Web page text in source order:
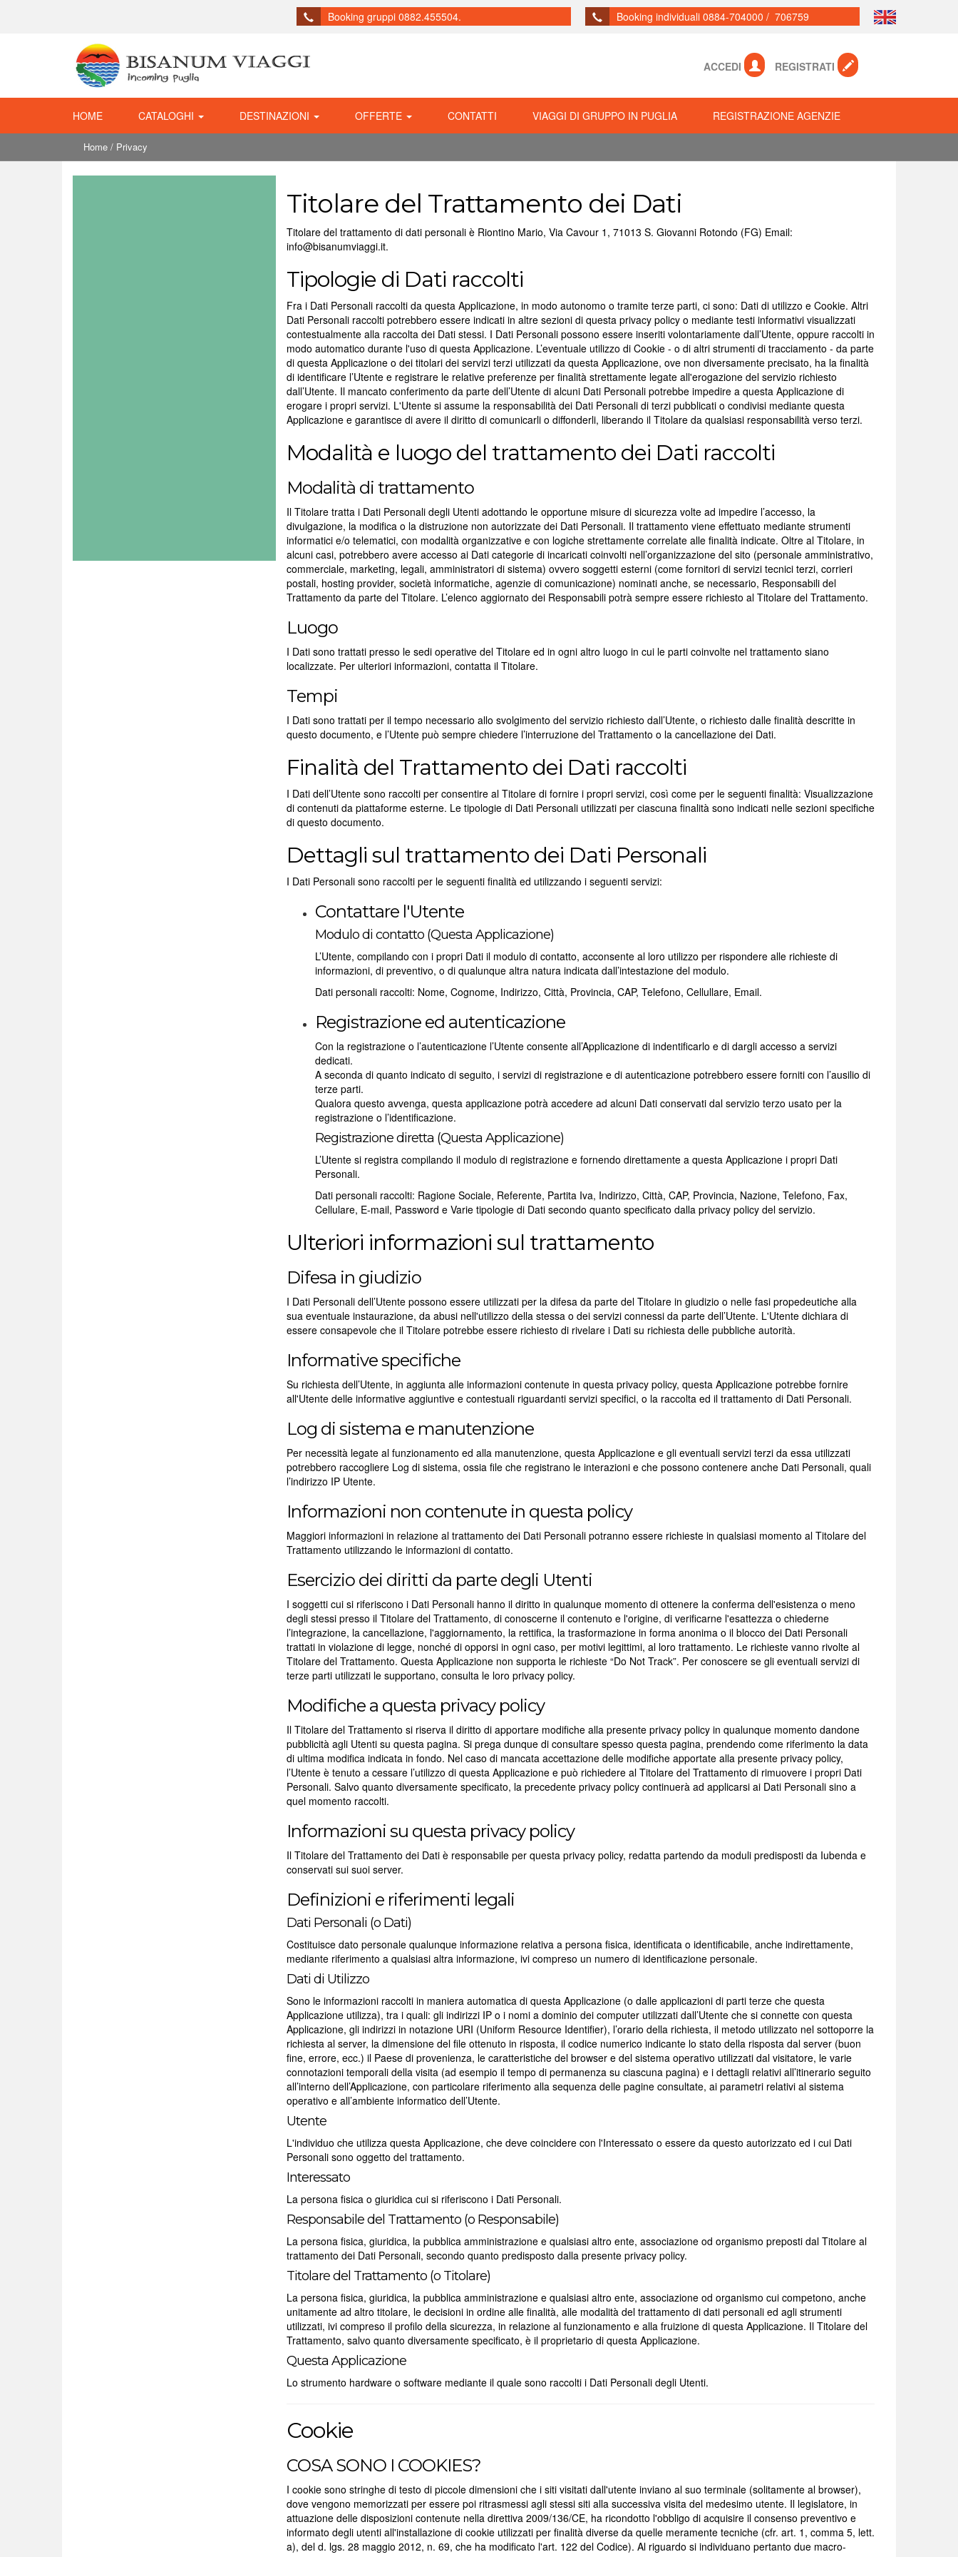
Booking individuali 0884-704000 / 706759
Booking gruppi 0882.455504.
ACCEDI REGISTRATI
HOME CATALOGHI DESTINAZIONI OFFERTE CONTATTI VIAGGI DI GRUPPO IN PUGLIA REGISTRAZIONE AGENZIE
Home / Privacy
Titolare del Trattamento dei Dati
Titolare del trattamento di dati personali è Riontino Mario, Via Cavour 1, 71013 S. Giovanni Rotondo (FG) Email:
info@bisanumviaggi.it.
Tipologie di Dati raccolti
Fra i Dati Personali raccolti da questa Applicazione, in modo autonomo o tramite terze parti, ci sono: Dati di utilizzo e Cookie. Altri
Dati Personali raccolti potrebbero essere indicati in altre sezioni di questa privacy policy o mediante testi informativi visualizzati
contestualmente alla raccolta dei Dati stessi. I Dati Personali possono essere inseriti volontariamente dall’Utente, oppure raccolti in
modo automatico durante l'uso di questa Applicazione. L’eventuale utilizzo di Cookie - o di altri strumenti di tracciamento - da parte
di questa Applicazione o dei titolari dei servizi terzi utilizzati da questa Applicazione, ove non diversamente precisato, ha la finalità
di identificare l’Utente e registrare le relative preferenze per finalità strettamente legate all'erogazione del servizio richiesto
dall’Utente. Il mancato conferimento da parte dell’Utente di alcuni Dati Personali potrebbe impedire a questa Applicazione di
erogare i propri servizi. L'Utente si assume la responsabilità dei Dati Personali di terzi pubblicati o condivisi mediante questa
Applicazione e garantisce di avere il diritto di comunicarli o diffonderli, liberando il Titolare da qualsiasi responsabilità verso terzi.
Modalità e luogo del trattamento dei Dati raccolti
Modalità di trattamento
Il Titolare tratta i Dati Personali degli Utenti adottando le opportune misure di sicurezza volte ad impedire l’accesso, la
divulgazione, la modifica o la distruzione non autorizzate dei Dati Personali. Il trattamento viene effettuato mediante strumenti
informatici e/o telematici, con modalità organizzative e con logiche strettamente correlate alle finalità indicate. Oltre al Titolare, in
alcuni casi, potrebbero avere accesso ai Dati categorie di incaricati coinvolti nell’organizzazione del sito (personale amministrativo,
commerciale, marketing, legali, amministratori di sistema) ovvero soggetti esterni (come fornitori di servizi tecnici terzi, corrieri
postali, hosting provider, società informatiche, agenzie di comunicazione) nominati anche, se necessario, Responsabili del
Trattamento da parte del Titolare. L’elenco aggiornato dei Responsabili potrà sempre essere richiesto al Titolare del Trattamento.
Luogo
I Dati sono trattati presso le sedi operative del Titolare ed in ogni altro luogo in cui le parti coinvolte nel trattamento siano
localizzate. Per ulteriori informazioni, contatta il Titolare.
Tempi
I Dati sono trattati per il tempo necessario allo svolgimento del servizio richiesto dall’Utente, o richiesto dalle finalità descritte in
questo documento, e l’Utente può sempre chiedere l’interruzione del Trattamento o la cancellazione dei Dati.
Finalità del Trattamento dei Dati raccolti
I Dati dell’Utente sono raccolti per consentire al Titolare di fornire i propri servizi, così come per le seguenti finalità: Visualizzazione
di contenuti da piattaforme esterne. Le tipologie di Dati Personali utilizzati per ciascuna finalità sono indicati nelle sezioni specifiche
di questo documento.
Dettagli sul trattamento dei Dati Personali
I Dati Personali sono raccolti per le seguenti finalità ed utilizzando i seguenti servizi:
Contattare l'Utente
Modulo di contatto (Questa Applicazione)
L’Utente, compilando con i propri Dati il modulo di contatto, acconsente al loro utilizzo per rispondere alle richieste di
informazioni, di preventivo, o di qualunque altra natura indicata dall’intestazione del modulo.
Dati personali raccolti: Nome, Cognome, Indirizzo, Città, Provincia, CAP, Telefono, Cellullare, Email.
Registrazione ed autenticazione
Con la registrazione o l’autenticazione l’Utente consente all’Applicazione di indentificarlo e di dargli accesso a servizi
dedicati.
A seconda di quanto indicato di seguito, i servizi di registrazione e di autenticazione potrebbero essere forniti con l’ausilio di
terze parti.
Qualora questo avvenga, questa applicazione potrà accedere ad alcuni Dati conservati dal servizio terzo usato per la
registrazione o l’identificazione.
Registrazione diretta (Questa Applicazione)
L’Utente si registra compilando il modulo di registrazione e fornendo direttamente a questa Applicazione i propri Dati
Personali.
Dati personali raccolti: Ragione Sociale, Referente, Partita Iva, Indirizzo, Città, CAP, Provincia, Nazione, Telefono, Fax,
Cellulare, E-mail, Password e Varie tipologie di Dati secondo quanto specificato dalla privacy policy del servizio.
Ulteriori informazioni sul trattamento
Difesa in giudizio
I Dati Personali dell’Utente possono essere utilizzati per la difesa da parte del Titolare in giudizio o nelle fasi propedeutiche alla
sua eventuale instaurazione, da abusi nell'utilizzo della stessa o dei servizi connessi da parte dell’Utente. L'Utente dichiara di
essere consapevole che il Titolare potrebbe essere richiesto di rivelare i Dati su richiesta delle pubbliche autorità.
Informative specifiche
Su richiesta dell’Utente, in aggiunta alle informazioni contenute in questa privacy policy, questa Applicazione potrebbe fornire
all'Utente delle informative aggiuntive e contestuali riguardanti servizi specifici, o la raccolta ed il trattamento di Dati Personali.
Log di sistema e manutenzione
Per necessità legate al funzionamento ed alla manutenzione, questa Applicazione e gli eventuali servizi terzi da essa utilizzati
potrebbero raccogliere Log di sistema, ossia file che registrano le interazioni e che possono contenere anche Dati Personali, quali
l’indirizzo IP Utente.
Informazioni non contenute in questa policy
Maggiori informazioni in relazione al trattamento dei Dati Personali potranno essere richieste in qualsiasi momento al Titolare del
Trattamento utilizzando le informazioni di contatto.
Esercizio dei diritti da parte degli Utenti
I soggetti cui si riferiscono i Dati Personali hanno il diritto in qualunque momento di ottenere la conferma dell'esistenza o meno
degli stessi presso il Titolare del Trattamento, di conoscerne il contenuto e l'origine, di verificarne l'esattezza o chiederne
l’integrazione, la cancellazione, l'aggiornamento, la rettifica, la trasformazione in forma anonima o il blocco dei Dati Personali
trattati in violazione di legge, nonché di opporsi in ogni caso, per motivi legittimi, al loro trattamento. Le richieste vanno rivolte al
Titolare del Trattamento. Questa Applicazione non supporta le richieste “Do Not Track”. Per conoscere se gli eventuali servizi di
terze parti utilizzati le supportano, consulta le loro privacy policy.
Modifiche a questa privacy policy
Il Titolare del Trattamento si riserva il diritto di apportare modifiche alla presente privacy policy in qualunque momento dandone
pubblicità agli Utenti su questa pagina. Si prega dunque di consultare spesso questa pagina, prendendo come riferimento la data
di ultima modifica indicata in fondo. Nel caso di mancata accettazione delle modifiche apportate alla presente privacy policy,
l’Utente è tenuto a cessare l’utilizzo di questa Applicazione e può richiedere al Titolare del Trattamento di rimuovere i propri Dati
Personali. Salvo quanto diversamente specificato, la precedente privacy policy continuerà ad applicarsi ai Dati Personali sino a
quel momento raccolti.
Informazioni su questa privacy policy
Il Titolare del Trattamento dei Dati è responsabile per questa privacy policy, redatta partendo da moduli predisposti da Iubenda e
conservati sui suoi server.
Definizioni e riferimenti legali
Dati Personali (o Dati)
Costituisce dato personale qualunque informazione relativa a persona fisica, identificata o identificabile, anche indirettamente,
mediante riferimento a qualsiasi altra informazione, ivi compreso un numero di identificazione personale.
Dati di Utilizzo
Sono le informazioni raccolti in maniera automatica di questa Applicazione (o dalle applicazioni di parti terze che questa
Applicazione utilizza), tra i quali: gli indirizzi IP o i nomi a dominio dei computer utilizzati dall’Utente che si connette con questa
Applicazione, gli indirizzi in notazione URI (Uniform Resource Identifier), l’orario della richiesta, il metodo utilizzato nel sottoporre la
richiesta al server, la dimensione del file ottenuto in risposta, il codice numerico indicante lo stato della risposta dal server (buon
fine, errore, ecc.) il Paese di provenienza, le caratteristiche del browser e del sistema operativo utilizzati dal visitatore, le varie
connotazioni temporali della visita (ad esempio il tempo di permanenza su ciascuna pagina) e i dettagli relativi all’itinerario seguito
all’interno dell’Applicazione, con particolare riferimento alla sequenza delle pagine consultate, ai parametri relativi al sistema
operativo e all’ambiente informatico dell’Utente.
Utente
L'individuo che utilizza questa Applicazione, che deve coincidere con l'Interessato o essere da questo autorizzato ed i cui Dati
Personali sono oggetto del trattamento.
Interessato
La persona fisica o giuridica cui si riferiscono i Dati Personali.
Responsabile del Trattamento (o Responsabile)
La persona fisica, giuridica, la pubblica amministrazione e qualsiasi altro ente, associazione od organismo preposti dal Titolare al
trattamento dei Dati Personali, secondo quanto predisposto dalla presente privacy policy.
Titolare del Trattamento (o Titolare)
La persona fisica, giuridica, la pubblica amministrazione e qualsiasi altro ente, associazione od organismo cui competono, anche
unitamente ad altro titolare, le decisioni in ordine alle finalità, alle modalità del trattamento di dati personali ed agli strumenti
utilizzati, ivi compreso il profilo della sicurezza, in relazione al funzionamento e alla fruizione di questa Applicazione. Il Titolare del
Trattamento, salvo quanto diversamente specificato, è il proprietario di questa Applicazione.
Questa Applicazione
Lo strumento hardware o software mediante il quale sono raccolti i Dati Personali degli Utenti.
Cookie
COSA SONO I COOKIES?
I cookie sono stringhe di testo di piccole dimensioni che i siti visitati dall'utente inviano al suo terminale (solitamente al browser),
dove vengono memorizzati per essere poi ritrasmessi agli stessi siti alla successiva visita del medesimo utente. Il legislatore, in
attuazione delle disposizioni contenute nella direttiva 2009/136/CE, ha ricondotto l'obbligo di acquisire il consenso preventivo e
informato degli utenti all'installazione di cookie utilizzati per finalità diverse da quelle meramente tecniche (cfr. art. 1, comma 5, lett.
a), del d. lgs. 28 maggio 2012, n. 69, che ha modificato l'art. 122 del Codice). Al riguardo si individuano pertanto due macro-